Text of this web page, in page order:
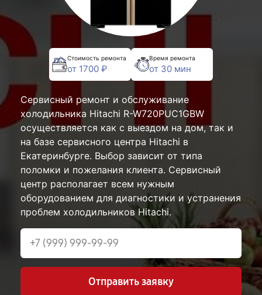
Стоимость ремонта
от 1700 ₽
Время ремонта
от 30 мин
Сервисный ремонт и обслуживание
холодильника Hitachi R-W720PUC1GBW
осуществляется как с выездом на дом, так и
на базе сервисного центра Hitachi в
Екатеринбурге. Выбор зависит от типа
поломки и пожелания клиента. Сервисный
центр располагает всем нужным
оборудованием для диагностики и устранения
проблем холодильников Hitachi.
Отправить заявку